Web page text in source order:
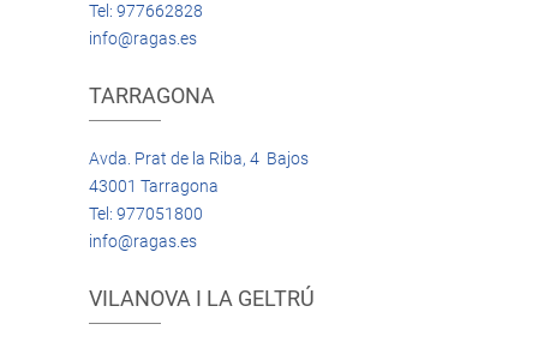
Tel: 977662828
info@ragas.es
TARRAGONA
Avda. Prat de la Riba, 4 Bajos
43001 Tarragona
Tel: 977051800
info@ragas.es
VILANOVA I LA GELTRÚ